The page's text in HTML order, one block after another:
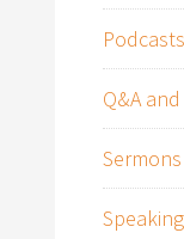
Podcasts
Q&A
Sermons